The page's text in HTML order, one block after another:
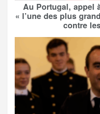
Au Portugal, appel
« l’une des plus
contre